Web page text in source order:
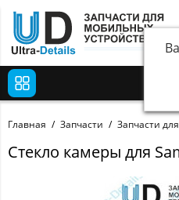
Главная Запчасти Запчасти
Стекло камеры для